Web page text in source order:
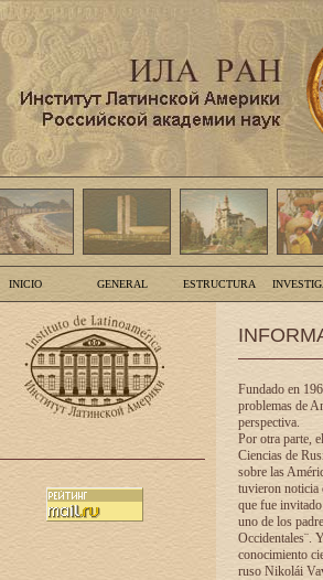
INICIO GENERAL ESTRUCTURA
Fundado en
problemas de
perspectiva.
Por otra parte,
Ciencias de
sobre las
tuvieron noticia
que fue
uno de los
Occidentales¨.
conocimiento
ruso Nikolái